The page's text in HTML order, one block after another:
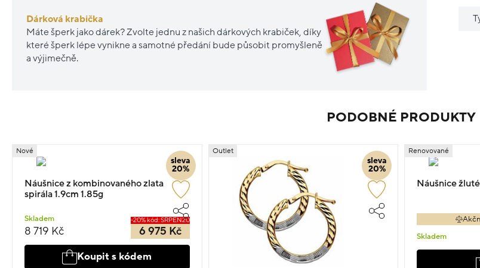
Dárková krabička
Máte šperk jako dárek? Zvolte jednu z našich dárkových krabiček, díky
které šperk lépe vynikne a samotné předání bude působit promyšleně
a výjimečně.
PODOBNÉ PRODUKTY
sleva
20%
Nové
Náušnice z kombinovaného zlata
spirála 1.9cm 1.85g
Skladem
8 719 Kč
-20% kód: SRPEN20
6 975 Kč
Koupit s kódem
sleva
20%
Outlet Renovované
Náušnice
Skladem